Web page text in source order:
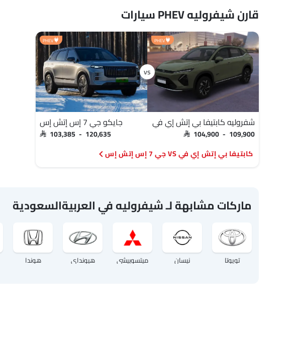
قارن شيفروليه PHEV سيارات
PHEV
شفروليه كابتيفا بي إتش إي في
SAR 104,900 - 109,900
PHEV
جايكو جي 7 إس إتش إس
SAR 103,385 - 120,635
كابتيفا بي إتش إي في VS جي 7 إس إتش إس
ماركات مشابهة لـ شيفروليه في العربيةالسعودية
تويوتا نيسان ميتسوبيشي هيونداي هوندا